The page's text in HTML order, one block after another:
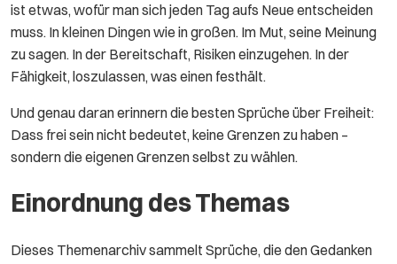
ist etwas, wofür man sich jeden Tag aufs Neue entscheiden
muss. In kleinen Dingen wie in großen. Im Mut, seine Meinung
zu sagen. In der Bereitschaft, Risiken einzugehen. In der
Fähigkeit, loszulassen, was einen festhält.
Und genau daran erinnern die besten Sprüche über Freiheit:
Dass frei sein nicht bedeutet, keine Grenzen zu haben –
sondern die eigenen Grenzen selbst zu wählen.
Einordnung des Themas
Dieses Themenarchiv sammelt Sprüche, die den Gedanken